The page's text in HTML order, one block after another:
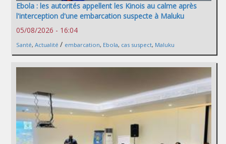
Ebola : les autorités appellent les Kinois au calme après
l'interception d'une embarcation suspecte à Maluku
05/08/2026 - 16:04
Santé, Actualité / embarcation, Ebola, cas suspect, Maluku